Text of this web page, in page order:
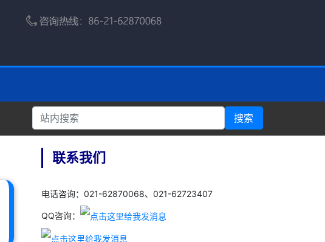
搜索
联系我们
电话咨询：021-62870068、021-62723407
QQ咨询：